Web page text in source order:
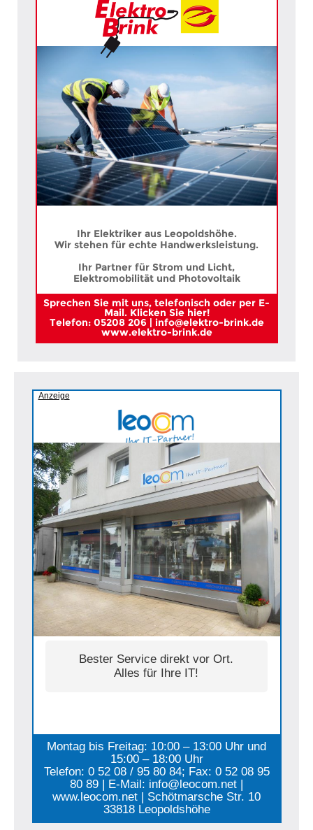
Ihr Elektriker aus Leopoldshöhe.
Wir stehen für echte Handwerksleistung.
Ihr Partner für Strom und Licht,
Elektromobilität und Photovoltaik
Sprechen Sie mit uns, telefonisch oder per E-
Mail. Klicken Sie hier!
Telefon: 05208 206 | info@elektro-brink.de
www.elektro-brink.de
Anzeige
Bester Service direkt vor Ort.
Alles für Ihre IT!
Montag bis Freitag: 10:00 – 13:00 Uhr und
15:00 – 18:00 Uhr
Telefon: 0 52 08 / 95 80 84; Fax: 0 52 08 95
80 89 | E-Mail: info@leocom.net |
www.leocom.net | Schötmarsche Str. 10
33818 Leopoldshöhe